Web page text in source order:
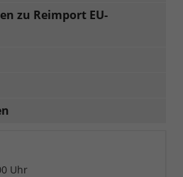
zu Reimport EU-
Uhr